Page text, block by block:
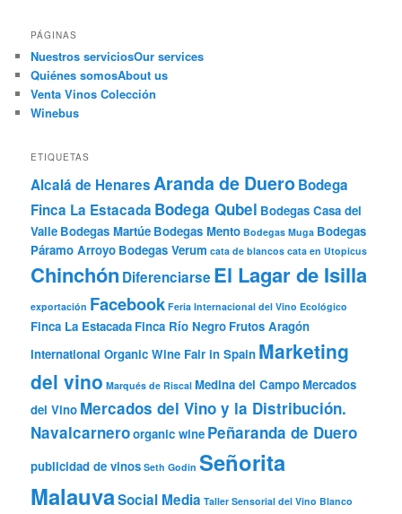
PÁGINAS
Nuestros serviciosOur services
Quiénes somosAbout us
Venta Vinos Colección
Winebus
ETIQUETAS
Alcalá de HenaresAranda de DueroBodega
Finca La Estacada Bodega Qubel Bodegas Casa del
Valle Bodegas Martúe Bodegas Mento Bodegas Muga Bodegas
Páramo Arroyo Bodegas Verum cata de blancos cata en Utopicus
Chinchón Diferenciarse El Lagar de Isilla
exportación Facebook Feria Internacional del Vino Ecológico
Finca La Estacada Finca Río Negro Frutos Aragón
International Organic Wine Fair in Spain Marketing
del vino Marqués de Riscal Medina del CampoMercados
del Vino Mercados del Vino y la Distribución.
Navalcarneroorganic wine Peñaranda de Duero
publicidad de vinos Seth Godin Señorita
MalauvaSocial Media Taller Sensorial del Vino Blanco